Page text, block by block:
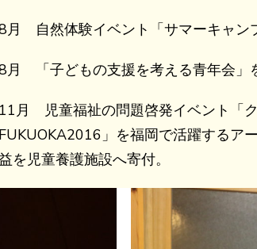
月 自然体験イベント「サマーキャン
月 「子どもの支援を考える青年会」
11月 児童福祉の問題啓発イベント「
FUKUOKA2016」を福岡で活躍するア
を児童養護施設へ寄付。